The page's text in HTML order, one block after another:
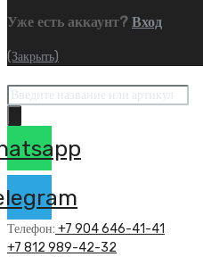
Уже есть аккаунт? Вход
(Закрыть)
Поиск
товаров
Телефон: +7 904 646-41-41
+7 812 989-42-32